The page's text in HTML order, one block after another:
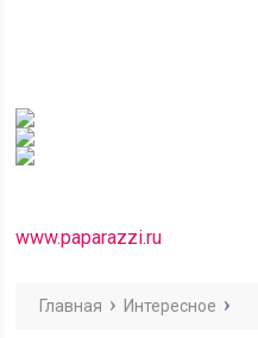
www.paparazzi.ru
Главная Интересное